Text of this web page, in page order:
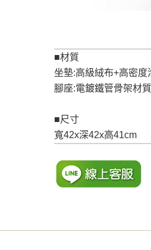
■材質
坐墊:高級絨布+高密度
腳座:電鍍鐵管骨架材質
■尺寸
寬42x深42x高41cm